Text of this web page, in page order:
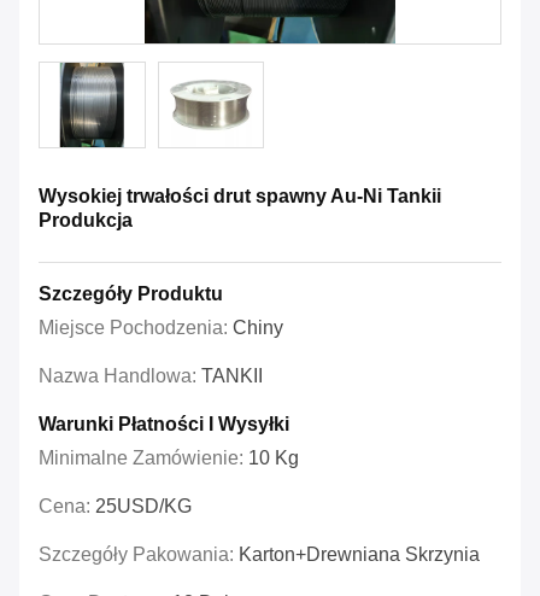
Wysokiej trwałości drut spawny Au-Ni Tankii
Produkcja
Szczegóły Produktu
Miejsce Pochodzenia: Chiny
Nazwa Handlowa: TANKII
Warunki Płatności I Wysyłki
Minimalne Zamówienie: 10 Kg
Cena: 25USD/KG
Szczegóły Pakowania: Karton+drewniana Skrzynia